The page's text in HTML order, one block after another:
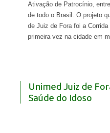
Ativação de Patrocínio,
de todo o Brasil. O projeto
de Juiz de Fora foi a
primeira vez na cidade em
Unimed Juiz de
Saúde do Idoso